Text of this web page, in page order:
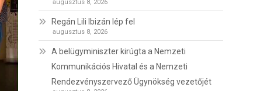
augusztus 8, 2026
Regán Lili Ibizán lép fel
augusztus 8, 2026
A belügyminiszter kirúgta a Nemzeti
Kommunikációs Hivatal és a Nemzeti
Rendezvényszervező Ügynökség vezetőjét